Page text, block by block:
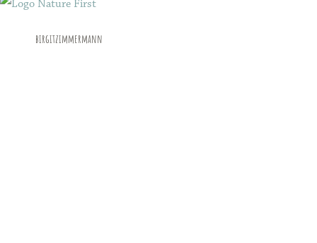
birgitzimmermann